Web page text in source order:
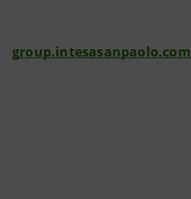
group.intesasanpaolo.com